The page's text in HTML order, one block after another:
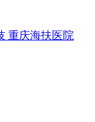
重庆海扶医院